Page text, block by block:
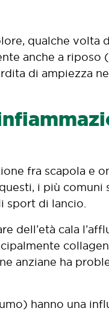
qualche volta
anche a riposo
di ampiezza
fra scapola e
i più comuni
sport di lancio.
dell’età cala
anziane ha
hanno una